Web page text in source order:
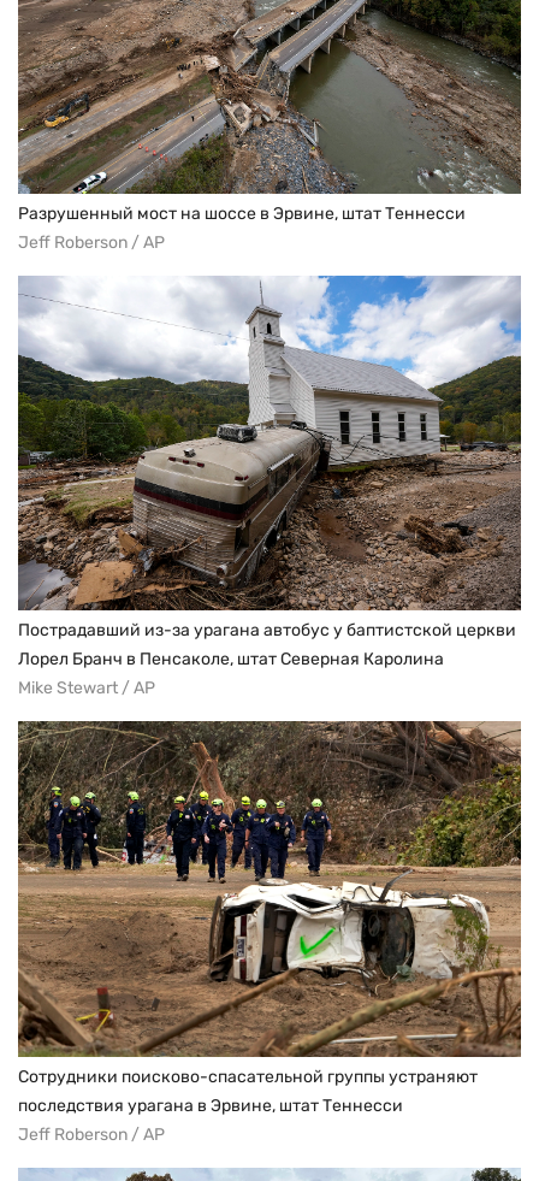
Разрушенный мост на шоссе в Эрвине, штат Теннесси
Jeff Roberson / AP
Пострадавший из-за урагана автобус у баптистской церкви
Лорел Бранч в Пенсаколе, штат Северная Каролина
Mike Stewart / AP
Сотрудники поисково-спасательной группы устраняют
последствия урагана в Эрвине, штат Теннесси
Jeff Roberson / AP